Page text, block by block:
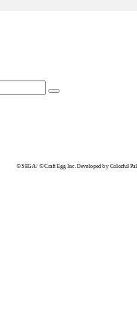
© SEGA / © Craft Egg Inc. Developed by Colorful